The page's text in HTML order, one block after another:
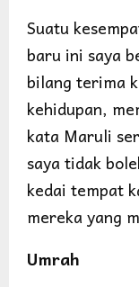
Suatu
baru ini saya
bilang terima
kehidupan,
kata Maruli
saya tidak
kedai tempat
mereka yang
Umrah